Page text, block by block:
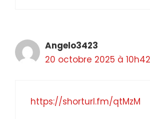
Angelo3423
20 octobre 2025 à 10h42
https://shorturl.fm/qtMzM